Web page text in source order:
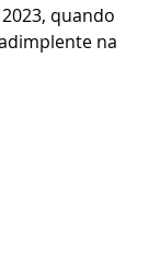
quando
na